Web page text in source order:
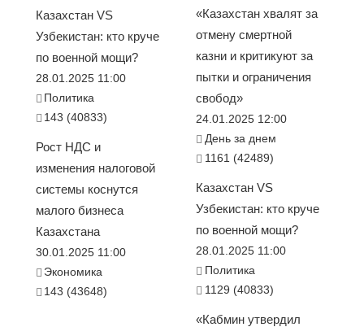
Казахстан VS
Узбекистан: кто круче
по военной мощи?
28.01.2025 11:00
Политика
143 (40833)
Рост НДС и
изменения налоговой
системы коснутся
малого бизнеса
Казахстана
30.01.2025 11:00
Экономика
143 (43648)
«Казахстан хвалят за
отмену смертной
казни и критикуют за
пытки и ограничения
свобод»
24.01.2025 12:00
День за днем
1161 (42489)
Казахстан VS
Узбекистан: кто круче
по военной мощи?
28.01.2025 11:00
Политика
1129 (40833)
«Кабмин утвердил